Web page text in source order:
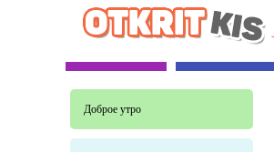
Доброе утро